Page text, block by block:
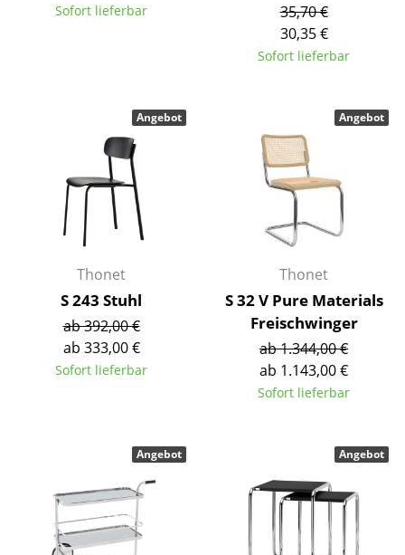
... alle Leuchten
Einzelbetten
Stapelbetten
Kinderbetten
Nachttische & Bettzubehör
... alle Betten
Accessoires
Uhren
Tabletts
Büroutensilien
Sofort lieferbar
35,70 €
30,35 €
Sofort lieferbar
Thonet
S 243 Stuhl
ab 392,00 €
ab 333,00 €
Sofort lieferbar
Angebot
Thonet
S 32 V Pure Materials
Freischwinger
ab 1.344,00 €
ab 1.143,00 €
Sofort lieferbar
Angebot
Angebot Angebot